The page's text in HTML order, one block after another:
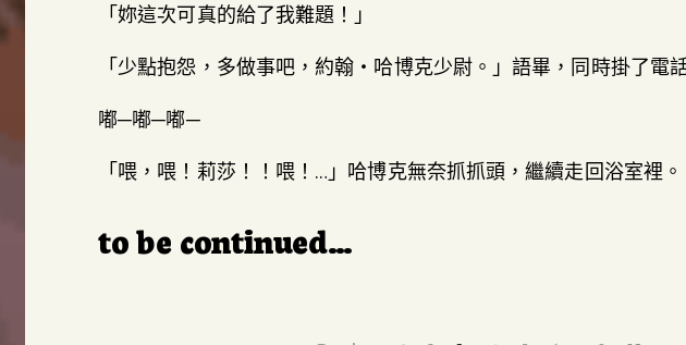
「妳這次可真的給了我難題！」
「少點抱怨，多做事吧，約翰‧哈博克少尉。」語畢，同時掛了電
嘟─嘟─嘟─
「喂，喂！莉莎！！喂！…」哈博克無奈抓抓頭，繼續走回浴室裡。
to be continued…